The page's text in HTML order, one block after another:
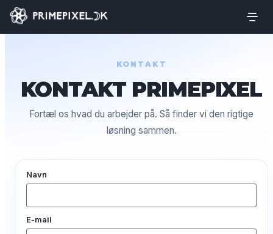
KONTAKT
KONTAKT PRIMEPIXEL
Fortæl os hvad du arbejder på. Så finder vi den rigtige
løsning sammen.
Navn
E-mail